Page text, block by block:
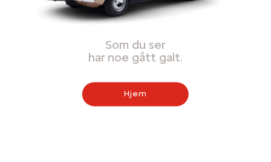
Som du ser
har noe gått galt.
Hjem